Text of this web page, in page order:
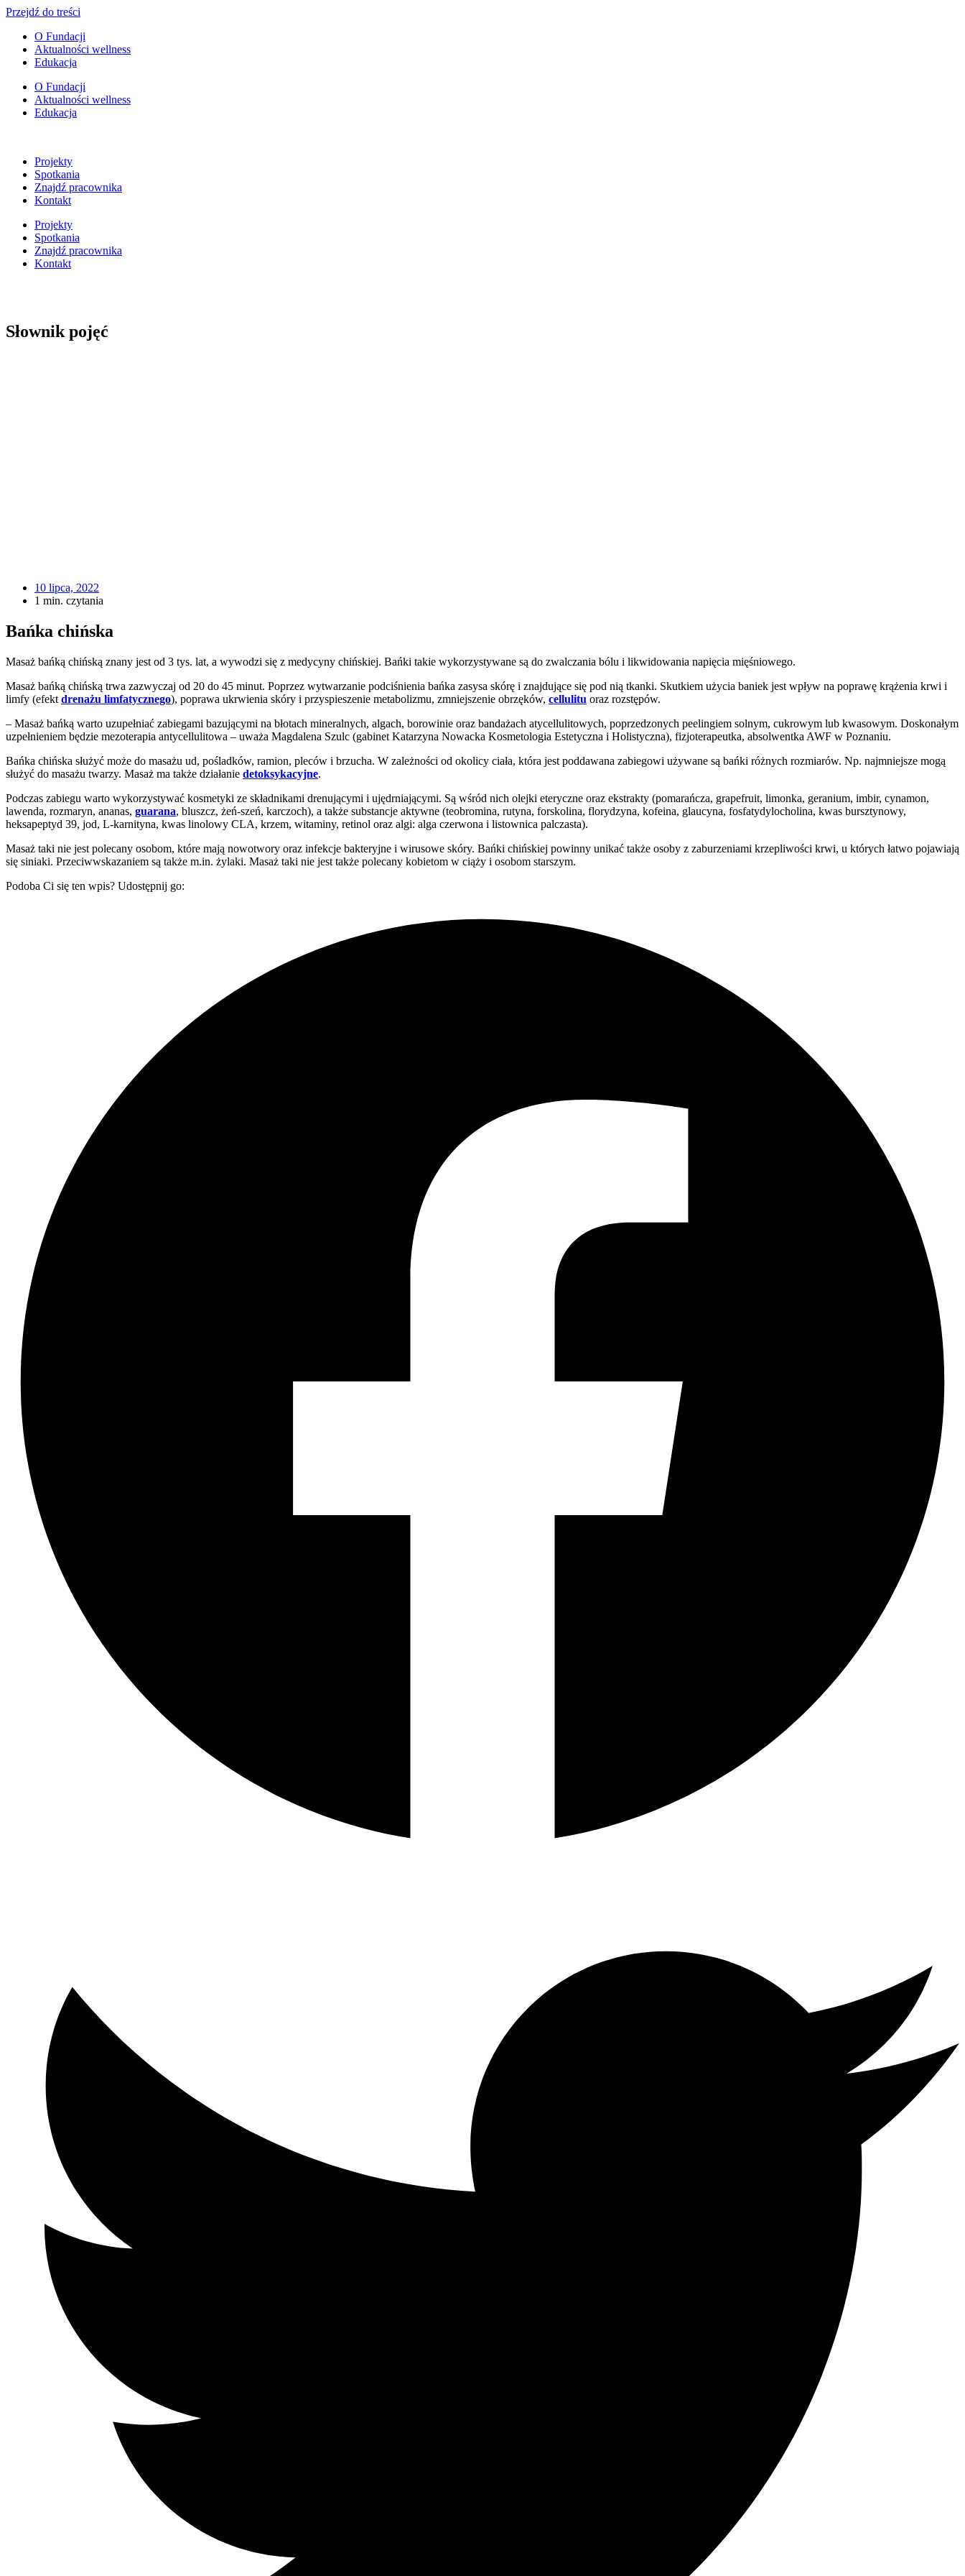
Przejdź do treści
O Fundacji
Aktualności wellness
Edukacja
O Fundacji
Aktualności wellness
Edukacja
Projekty
Spotkania
Znajdź pracownika
Kontakt
Projekty
Spotkania
Znajdź pracownika
Kontakt
Słownik pojęć
10 lipca, 2022
1 min. czytania
Bańka chińska
Masaż bańką chińską znany jest od 3 tys. lat, a wywodzi się z medycyny chińskiej. Bańki takie wykorzystywane są do zwalczania bólu i likwidowania napięcia mięśniowego.
Masaż bańką chińską trwa zazwyczaj od 20 do 45 minut. Poprzez wytwarzanie podciśnienia bańka zasysa skórę i znajdujące się pod nią tkanki. Skutkiem użycia baniek jest wpływ na poprawę krążenia krwi i
limfy (efekt drenażu limfatycznego), poprawa ukrwienia skóry i przyspieszenie metabolizmu, zmniejszenie obrzęków, cellulitu oraz rozstępów.
– Masaż bańką warto uzupełniać zabiegami bazującymi na błotach mineralnych, algach, borowinie oraz bandażach atycellulitowych, poprzedzonych peelingiem solnym, cukrowym lub kwasowym. Doskonałym
uzpełnieniem będzie mezoterapia antycellulitowa – uważa Magdalena Szulc (gabinet Katarzyna Nowacka Kosmetologia Estetyczna i Holistyczna), fizjoterapeutka, absolwentka AWF w Poznaniu.
Bańka chińska służyć może do masażu ud, pośladków, ramion, pleców i brzucha. W zależności od okolicy ciała, która jest poddawana zabiegowi używane są bańki różnych rozmiarów. Np. najmniejsze mogą
służyć do masażu twarzy. Masaż ma także działanie detoksykacyjne.
Podczas zabiegu warto wykorzystywać kosmetyki ze składnikami drenującymi i ujędrniającymi. Są wśród nich olejki eteryczne oraz ekstrakty (pomarańcza, grapefruit, limonka, geranium, imbir, cynamon,
lawenda, rozmaryn, ananas, guarana, bluszcz, żeń-szeń, karczoch), a także substancje aktywne (teobromina, rutyna, forskolina, florydzyna, kofeina, glaucyna, fosfatydylocholina, kwas bursztynowy,
heksapeptyd 39, jod, L-karnityna, kwas linolowy CLA, krzem, witaminy, retinol oraz algi: alga czerwona i listownica palczasta).
Masaż taki nie jest polecany osobom, które mają nowotwory oraz infekcje bakteryjne i wirusowe skóry. Bańki chińskiej powinny unikać także osoby z zaburzeniami krzepliwości krwi, u których łatwo pojawiają
się siniaki. Przeciwwskazaniem są także m.in. żylaki. Masaż taki nie jest także polecany kobietom w ciąży i osobom starszym.
Podoba Ci się ten wpis? Udostępnij go: